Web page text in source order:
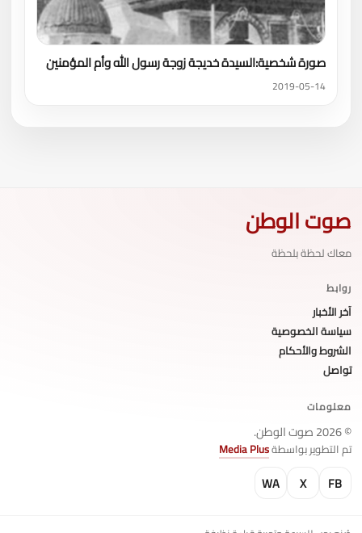
صورة شخصية:السيدة خديجة زوجة رسول الله وأم المؤمنين
2019-05-14
صوت الوطن
معاك لحظة بلحظة
روابط
آخر الأخبار
سياسة الخصوصية
الشروط والأحكام
تواصل
معلومات
© 2026 صوت الوطن.
تم التطوير بواسطةMedia Plus
FB
X
WA